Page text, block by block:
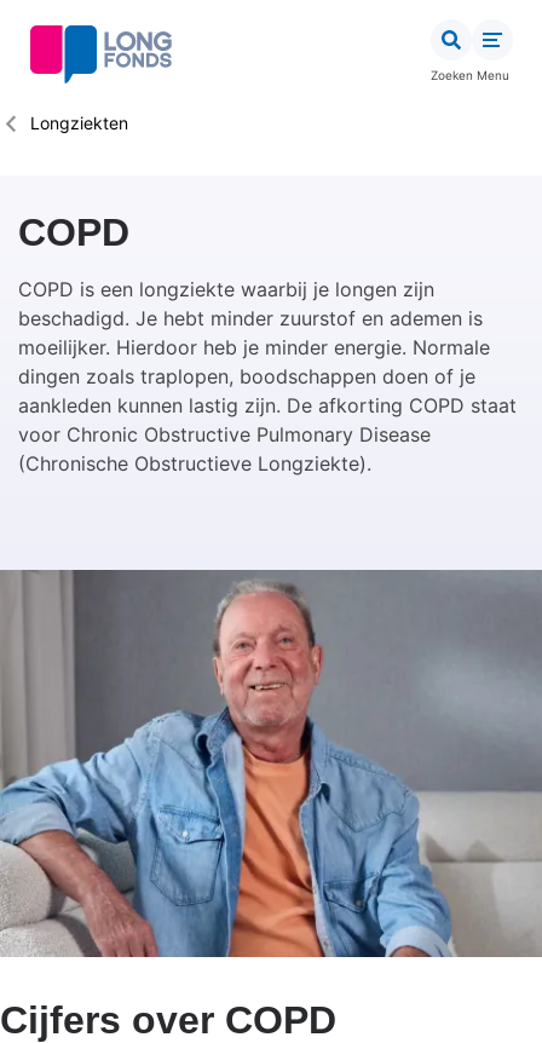
inhoud
Zoeken Menu
Kruimelpad
Longziekten
COPD
COPD is een longziekte waarbij je longen zijn
beschadigd. Je hebt minder zuurstof en ademen is
moeilijker. Hierdoor heb je minder energie. Normale
dingen zoals traplopen, boodschappen doen of je
aankleden kunnen lastig zijn. De afkorting COPD staat
voor Chronic Obstructive Pulmonary Disease
(Chronische Obstructieve Longziekte).
Cijfers over COPD